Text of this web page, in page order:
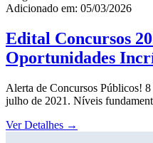
Adicionado em: 05/03/2026
Edital Concursos
Oportunidades
Alerta de Concursos Públicos!
julho de 2021. Níveis
Ver Detalhes →